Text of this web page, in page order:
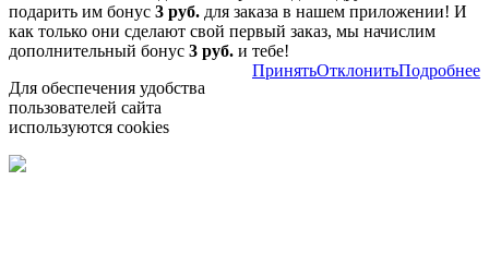
подарить им бонус 3 руб. для заказа в нашем приложении! И
как только они сделают свой первый заказ, мы начислим
дополнительный бонус 3 руб. и тебе!
Для обеспечения удобства
пользователей сайта
используются cookies
ПринятьОтклонитьПодробнее